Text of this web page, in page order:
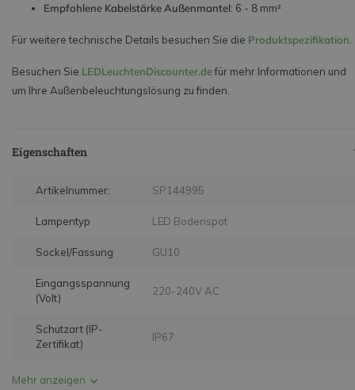
Empfohlene Kabelstärke Außenmantel: 6 - 8 mm²
Für weitere technische Details besuchen Sie die Produktspezifikation.
Besuchen Sie LEDLeuchtenDiscounter.defür mehr Informationen und
um Ihre Außenbeleuchtungslösung zu finden.
Eigenschaften
Artikelnummer: SP144995
Lampentyp LED Bodenspot
Sockel/Fassung GU10
Eingangsspannung
(Volt)
220-240V AC
Schutzart (IP-
Zertifikat)
IP67
Mehr anzeigen